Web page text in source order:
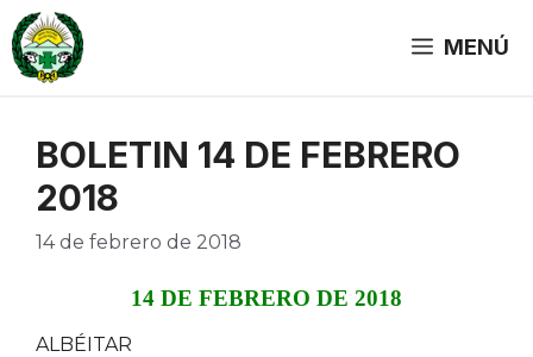
Saltar
al
contenido
MENÚ
BOLETIN 14 DE FEBRERO
2018
14 de febrero de 2018
14 DE FEBRERO DE 2018
ALBÉITAR